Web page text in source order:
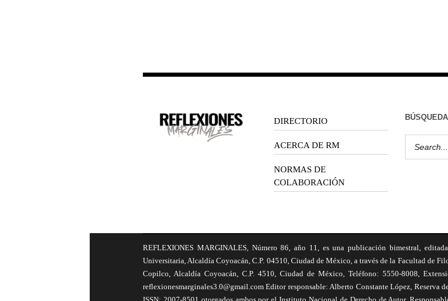
DIRECTORIO
ACERCA DE RM
NORMAS DE
COLABORACIÓN
BÚSQUEDA
REFLEXIONES MARGINALES, Número 86, año 11, es una publicación bimestral,
Universitaria, Alcaldía Coyoacán, C.P. 04510, Ciudad de México, a través de la Facultad de
Copilco, Alcaldía Coyoacán, C.P. 4510, Ciudad de México, Teléfono: 5550-8008,
reflexionesmarginales3.0@gmail.com Editor responsable: Alberto Constante López, Reserva